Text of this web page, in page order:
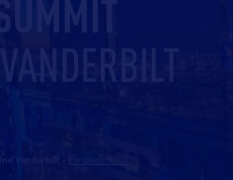
SUMMIT
VANDERBILT
Vanderbilt